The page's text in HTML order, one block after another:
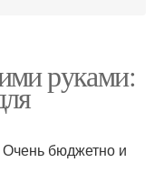
руками:
Очень бюджетно и